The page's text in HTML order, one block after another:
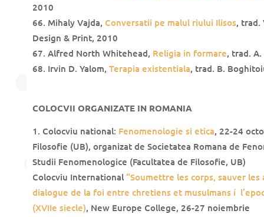
2010
Mihaly Vajda, Conversatii pe malul riului Ilisos, trad.
Design & Print, 2010
Alfred North Whitehead, Religia in formare, trad.
Irvin D. Yalom, Terapia existentiala, trad. B.
COLOCVII ORGANIZATE IN ROMANIA
Colocviu national: Fenomenologie si etica, 22-24
Filosofie (UB), organizat de Societatea Romana de
Studii Fenomenologice (Facultatea de Filosofie, UB)
Colocviu International “Soumettre les corps, sauver
dialogue de la foi entre chretiens et musulmans í
(XVIIe siecle), New Europe College, 26-27 noiembrie